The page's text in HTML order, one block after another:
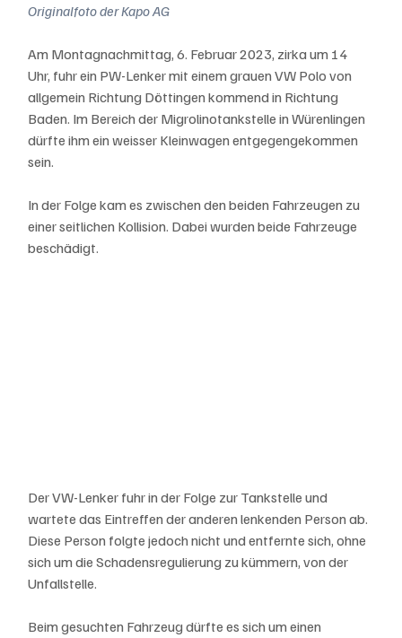
Originalfoto der Kapo AG
Am Montagnachmittag, 6. Februar 2023, zirka um 14
Uhr, fuhr ein PW-Lenker mit einem grauen VW Polo von
allgemein Richtung Döttingen kommend in Richtung
Baden. Im Bereich der Migrolinotankstelle in Würenlingen
dürfte ihm ein weisser Kleinwagen entgegengekommen
sein.
In der Folge kam es zwischen den beiden Fahrzeugen zu
einer seitlichen Kollision. Dabei wurden beide Fahrzeuge
beschädigt.
Der VW-Lenker fuhr in der Folge zur Tankstelle und
wartete das Eintreffen der anderen lenkenden Person ab.
Diese Person folgte jedoch nicht und entfernte sich, ohne
sich um die Schadensregulierung zu kümmern, von der
Unfallstelle.
Beim gesuchten Fahrzeug dürfte es sich um einen